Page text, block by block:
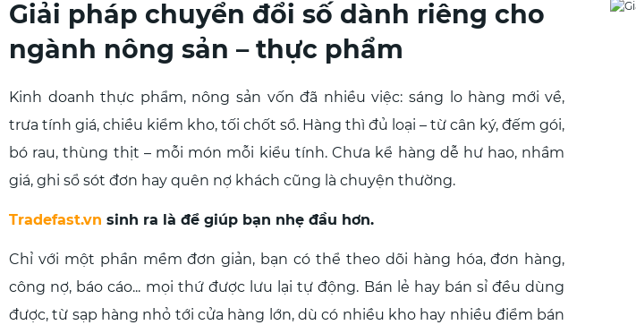
Giải pháp chuyển đổi số dành riêng cho
ngành nông sản – thực phẩm
Kinh doanh thực phẩm, nông sản vốn đã nhiều việc: sáng lo hàng mới về,
trưa tính giá, chiều kiểm kho, tối chốt sổ. Hàng thì đủ loại – từ cân ký, đếm gói,
bó rau, thùng thịt – mỗi món mỗi kiểu tính. Chưa kể hàng dễ hư hao, nhầm
giá, ghi sổ sót đơn hay quên nợ khách cũng là chuyện thường.
Tradefast.vn sinh ra là để giúp bạn nhẹ đầu hơn.
Chỉ với một phần mềm đơn giản, bạn có thể theo dõi hàng hóa, đơn hàng,
công nợ, báo cáo... mọi thứ được lưu lại tự động. Bán lẻ hay bán sỉ đều dùng
được, từ sạp hàng nhỏ tới cửa hàng lớn, dù có nhiều kho hay nhiều điểm bán